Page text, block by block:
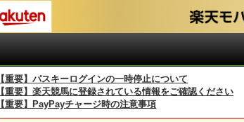
【重要】パスキーログインの一時停止について
【重要】楽天競馬に登録されている情報をご確認ください
【重要】PayPayチャージ時の注意事項